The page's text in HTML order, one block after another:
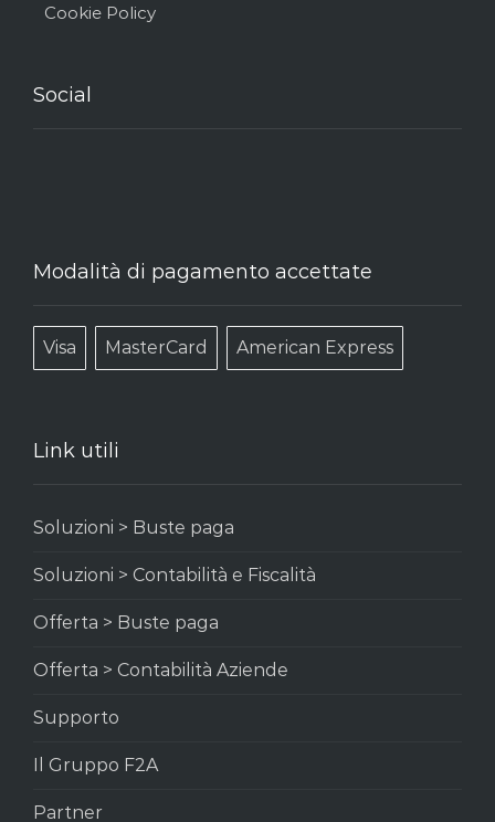
Cookie Policy
Social
Modalità di pagamento accettate
Visa MasterCard American Express
Link utili
Soluzioni > Buste paga
Soluzioni > Contabilità e Fiscalità
Offerta > Buste paga
Offerta > Contabilità Aziende
Supporto
Il Gruppo F2A
Partner